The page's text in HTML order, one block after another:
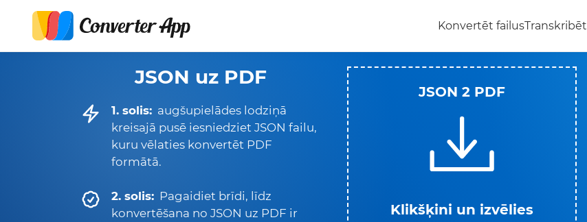
Konvertēt failusTranskribēt
JSON uz PDF
1. solis: augšupielādes lodziņā
kreisajā pusē iesniedziet JSON failu,
kuru vēlaties konvertēt PDF
formātā.
2. solis: Pagaidiet brīdi, līdz
konvertēšana no JSON uz PDF ir
JSON 2 PDF
Klikšķini un izvēlies